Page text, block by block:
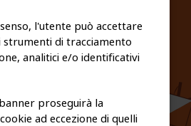
COOKIE POLICY
l'utente può accettare
di tracciamento
analitici e/o identificativi
proseguirà la
ad eccezione di quelli